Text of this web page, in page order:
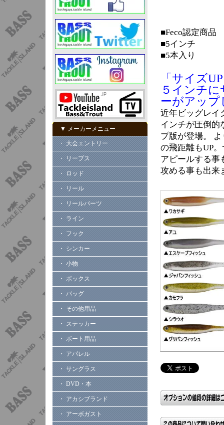
▼ メーカーメニュー
・ 大会エントリー
・ リープス
・ ロッド
・ リール
・ リールパーツ
・ ライン
・ フック
・ シンカー
・ 小物
・ ボックス
・ バッグ
・ その他用品
・ ステッカー
・ ボート用品
・ アパレル
・ サングラス
・ DVD・本
・ アカシブランド
・ アーボガスト
■Feco認定商品
■5インチ
■5本入り
「サイズ
５インチ
ーがアップ
近年ビッグレイ
インチが圧倒的
プ版が登場。
の飛距離もUP
アピールする事
攻める事も出来